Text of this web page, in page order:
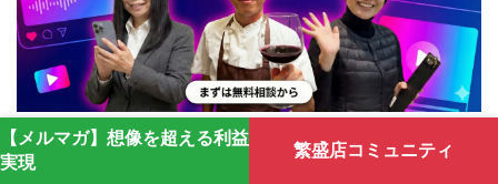
気になる記事を検索
【メルマガ】想像を超える利益
実現
繁盛店コミュニティ